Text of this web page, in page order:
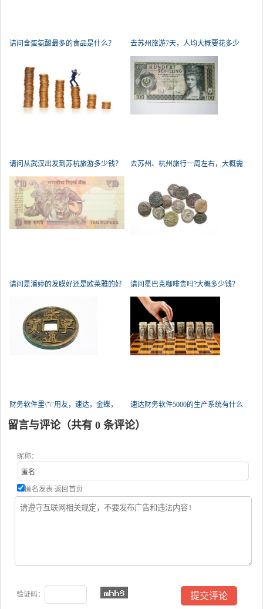
请问含蛋氨酸最多的食品是什么？
去苏州旅游7天，人均大概要花多少
钱？
请问从武汉出发到苏杭旅游多少钱？
去苏州、杭州旅行一周左右，大概需
请问是潘婷的发膜好还是欧莱雅的好 请问星巴克咖啡贵吗?大概多少钱？
财务软件里\"\"用友，速达，金蝶，
管家
速达财务软件5000的生产系统有什么
留言与评论（共有 0 条评论）
昵称：
匿名发表 返回首页
验证码：